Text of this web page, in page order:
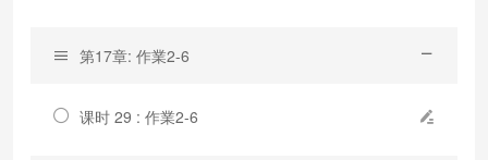
第17章: 作業2-6
课时 29 : 作業2-6